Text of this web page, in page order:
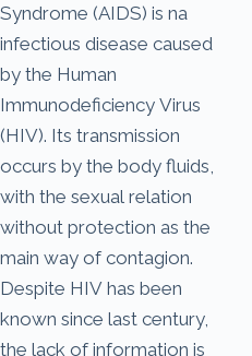
Syndrome (AIDS) is na
infectious disease caused
by the Human
Immunodeficiency Virus
(HIV). Its transmission
occurs by the body fluids,
with the sexual relation
without protection as the
main way of contagion.
Despite HIV has been
known since last century,
the lack of information is